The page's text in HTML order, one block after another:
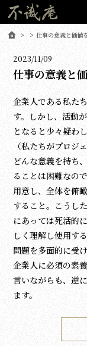
仕事の意義と価値
2023/11/09
仕事の意義と
企業人である私た
す。しかし、活動
となると少々疑わ
（私たちがプロジ
どんな意義を持ち
ることは困難なの
用意し、全体を俯
すること。こうし
にあっては死活的
しく理解し使用す
問題を多面的に受
企業人に必須の素
言いながらも、逆
ます。